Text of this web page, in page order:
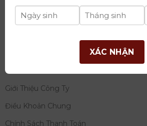
tư quốc tế Ý-Việt
Tây Hồ, TP Hà Nội
THÔNG TIN
Giới Thiệu Công Ty
Điều Khoản Chung
Chính Sách Thanh Toán
XÁC NHẬN